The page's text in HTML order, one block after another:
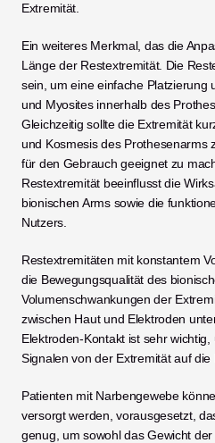
Extremität.
Ein weiteres Merkmal, das die
Länge der Restextremität. Die
sein, um eine einfache Platzierung
und Myosites innerhalb des
Gleichzeitig sollte die Extremität
und Kosmesis des Prothesenarms
für den Gebrauch geeignet zu
Restextremität beeinflusst die
bionischen Arms sowie die
Nutzers.
Restextremitäten mit konstantem
die Bewegungsqualität des
Volumenschwankungen der
zwischen Haut und Elektroden
Elektroden-Kontakt ist sehr
Signalen von der Extremität auf
Patienten mit Narbengewebe
versorgt werden, vorausgesetzt,
genug, um sowohl das Gewicht